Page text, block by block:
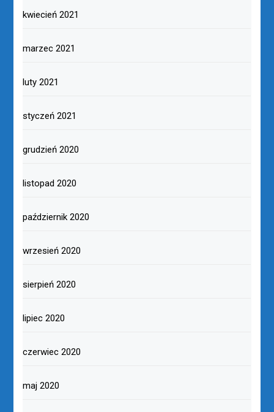
kwiecień 2021
marzec 2021
luty 2021
styczeń 2021
grudzień 2020
listopad 2020
październik 2020
wrzesień 2020
sierpień 2020
lipiec 2020
czerwiec 2020
maj 2020